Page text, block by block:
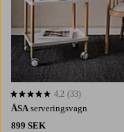
ÅSA serveringsvagn
899 SEK
4,2 baserat på 33 st betyg
4,2 (33)